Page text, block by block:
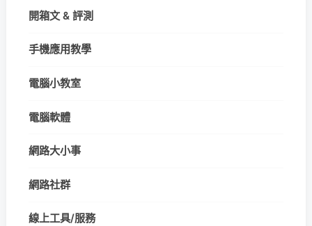
開箱文 & 評測
手機應用教學
電腦小教室
電腦軟體
網路大小事
網路社群
線上工具/服務